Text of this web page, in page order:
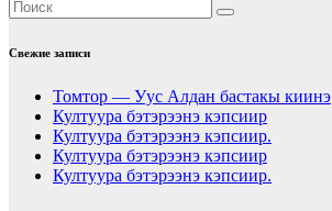
Свежие записи
Томтор — Уус Алдан бастакы киинэ
Култуура бэтэрээнэ кэпсиир
Култуура бэтэрээнэ кэпсиир.
Култуура бэтэрээнэ кэпсиир
Култуура бэтэрээнэ кэпсиир.